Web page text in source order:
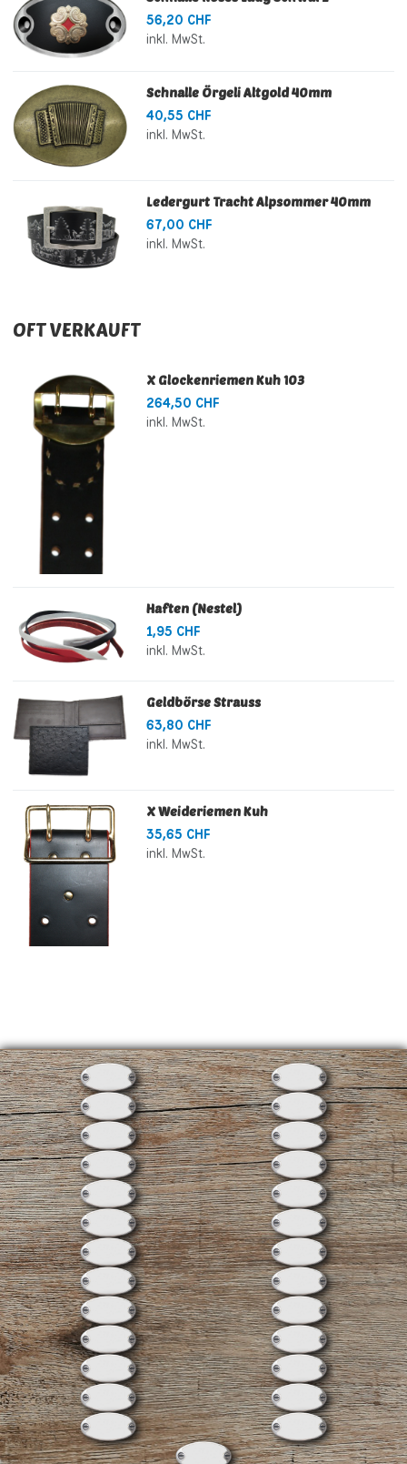
56,20 CHF
inkl. MwSt.
Schnalle Örgeli Altgold 40mm
40,55 CHF
inkl. MwSt.
Ledergurt Tracht Alpsommer 40mm
67,00 CHF
inkl. MwSt.
OFT VERKAUFT
X Glockenriemen Kuh 103
264,50 CHF
inkl. MwSt.
Haften (Nestel)
1,95 CHF
inkl. MwSt.
Geldbörse Strauss
63,80 CHF
inkl. MwSt.
X Weideriemen Kuh
35,65 CHF
inkl. MwSt.